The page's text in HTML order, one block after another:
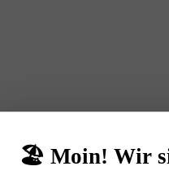
🏖️ Moin! Wir